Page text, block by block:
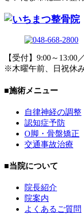
【受付】9:00～13:00
※木曜午前、日祝休
■施術メニュー
自律神経の調整
認知症予防
O脚・骨盤矯正
交通事故治療
■当院について
院長紹介
院案内
よくあるご質問